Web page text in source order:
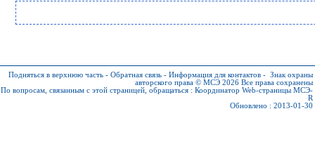
Подняться в верхнюю часть - Обратная связь - Информация для контактов - Знак охраны
авторского права © МСЭ 2026 Все права сохранены
По вопросам, связанным с этой страницей, обращаться : Координатор Web-страницы МСЭ-
R
Обновлено : 2013-01-30